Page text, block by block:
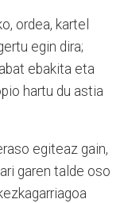
ordea, kartel
egin dira;
ebakita eta
hartu du astia
egiteaz gain,
garen talde oso